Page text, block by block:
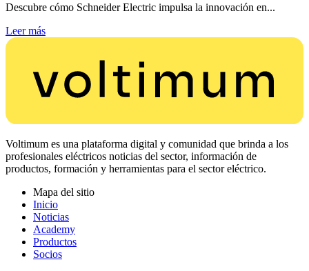
Descubre cómo Schneider Electric impulsa la innovación en...
Leer más
Voltimum es una plataforma digital y comunidad que brinda a los
profesionales eléctricos noticias del sector, información de
productos, formación y herramientas para el sector eléctrico.
Mapa del sitio
Inicio
Noticias
Academy
Productos
Socios